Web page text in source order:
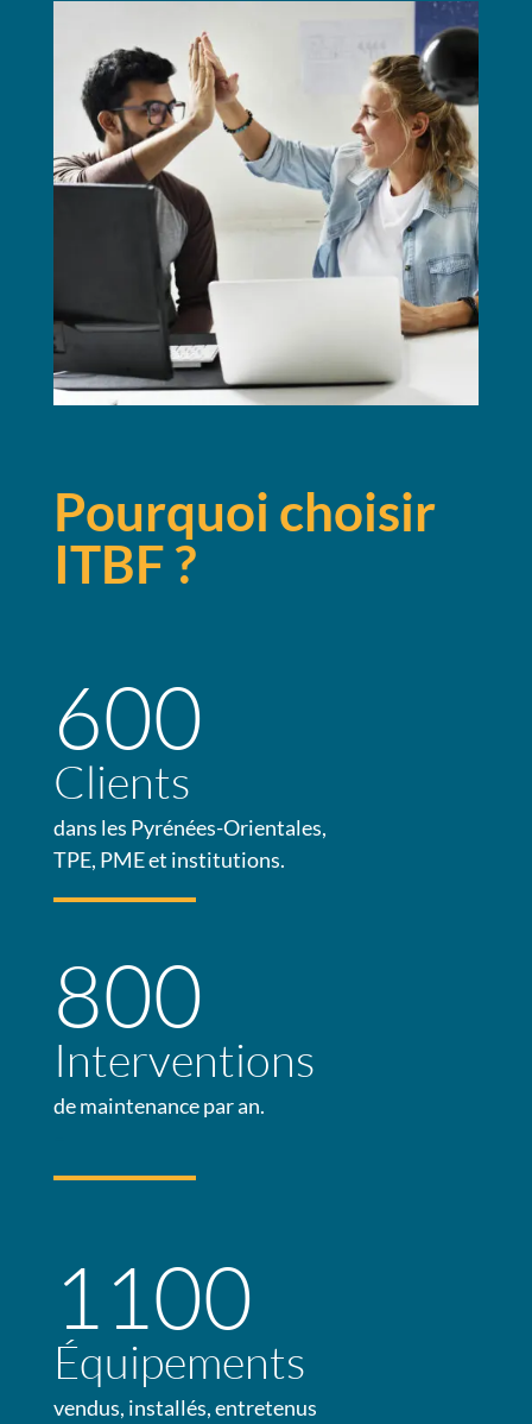
Pourquoi choisir
ITBF ?
600
Clients
dans les Pyrénées-Orientales,
TPE, PME et institutions.
800
Interventions
de maintenance par an.
1100
Équipements
vendus, installés, entretenus